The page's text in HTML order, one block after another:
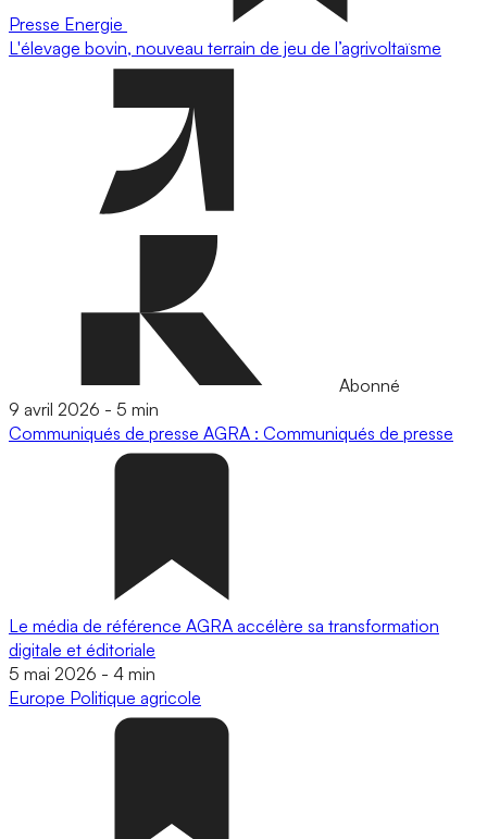
Presse Energie
L'élevage bovin, nouveau terrain de jeu de l’agrivoltaïsme
Abonné
9 avril 2026 - 5 min
Communiqués de presse AGRA : Communiqués de presse
Le média de référence AGRA accélère sa transformation
digitale et éditoriale
5 mai 2026 - 4 min
Europe Politique agricole